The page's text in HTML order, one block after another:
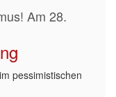
Am 28.
pessimistischen